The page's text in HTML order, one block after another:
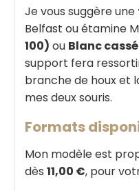
Je vous suggère une
Belfast ou étamine
100) ou Blanc cassé
support fera
branche de houx et
mes deux souris.
Formats
Mon modèle est
dès 11,00 €, pour